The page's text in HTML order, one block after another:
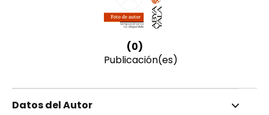
(0)
Publicación(es)
Datos del Autor